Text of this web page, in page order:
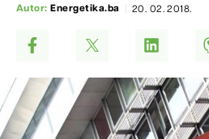
Autor: Energetika.ba 20. 02. 2018.